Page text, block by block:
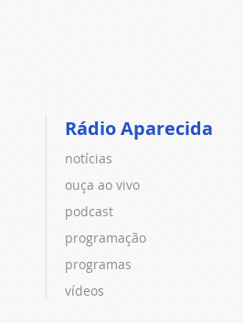
Rádio Aparecida
notícias
ouça ao vivo
podcast
programação
programas
vídeos